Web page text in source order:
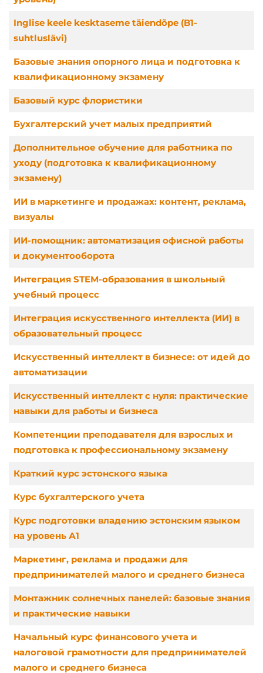
Inglise keele kesktaseme täiendõpe (B1-
suhtluslävi)
Базовые знания опорного лица и подготовка к
квалификационному экзамену
Базовый курс флористики
Бухгалтерский учет малых предприятий
Дополнительное обучение для работника по
уходу (подготовка к квалификационному
экзамену)
ИИ в маркетинге и продажах: контент, реклама,
визуалы
ИИ-помощник: автоматизация офисной работы
и документооборота
Интеграция STEM-образования в школьный
учебный процесс
Интеграция искусственного интеллекта (ИИ) в
образовательный процесс
Искусственный интеллект в бизнесе: от идей до
автоматизации
Искусственный интеллект с нуля: практические
навыки для работы и бизнеса
Компетенции преподавателя для взрослых и
подготовка к профессиональному экзамену
Краткий курс эстонского языка
Курс бухгалтерского учета
Курс подготовки владению эстонским языком
на уровень А1
Маркетинг, реклама и продажи для
предпринимателей малого и среднего бизнеса
Монтажник солнечных панелей: базовые знания
и практические навыки
Начальный курс финансового учета и
налоговой грамотности для предпринимателей
малого и среднего бизнеса